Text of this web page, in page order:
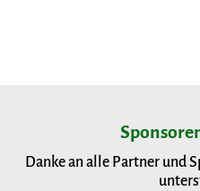
Danke an alle Partner und